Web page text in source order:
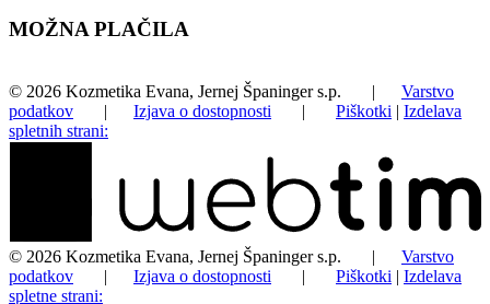
MOŽNA PLAČILA
© 2026 Kozmetika Evana, Jernej Španinger s.p. |
Varstvo
podatkov
| Izjava o dostopnosti | Piškotki | Izdelava
spletnih strani:
© 2026 Kozmetika Evana, Jernej Španinger s.p. |
Varstvo
podatkov
| Izjava o dostopnosti | Piškotki | Izdelava
spletne strani: